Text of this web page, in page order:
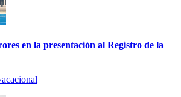
en la presentación al Registro de la